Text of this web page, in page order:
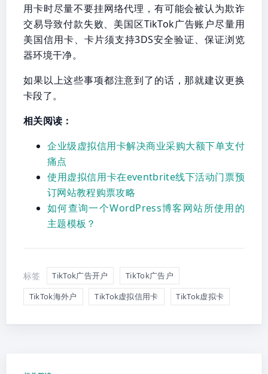
用卡时尽量不要挂网络代理，有可能会被认为欺诈
交易导致付款失败、美国区TikTok广告账户尽量用
美国信用卡、卡片须支持3DS安全验证、保证浏览
器环境干净。
如果以上这些事项都注意到了的话，那就建议更换
卡段了。
相关阅读：
企业级虚拟信用卡解决商业采购大额下单支付
痛点
使用虚拟信用卡在eventbrite线下活动门票预
订网站教程购票攻略
如何查询一个WordPress博客网站所使用的
主题模板？
标签 TikTok广告开户
TikTok广告户
TikTok海外户
TikTok虚拟信用卡 TikTok虚拟卡